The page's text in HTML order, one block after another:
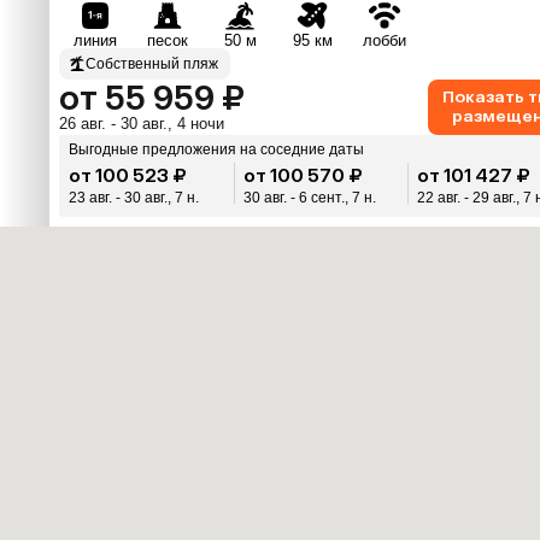
линия песок 50 м 95 км лобби
Собственный пляж
от 55 959 ₽
26 авг. - 30 авг., 4 ночи
Показать
Выгодные предложения на соседние даты
от 100 523 ₽
23 авг. - 30 авг., 7 н.
от 100 570 ₽
30 авг. - 6 сент., 7 н.
от 101 427 ₽
22 авг. - 29 авг., 7